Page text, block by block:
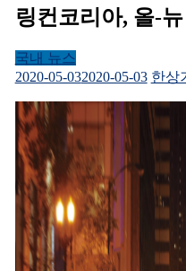
어:
링컨코리아, 올-
국내 뉴스
2020-05-032020-05-03 한상